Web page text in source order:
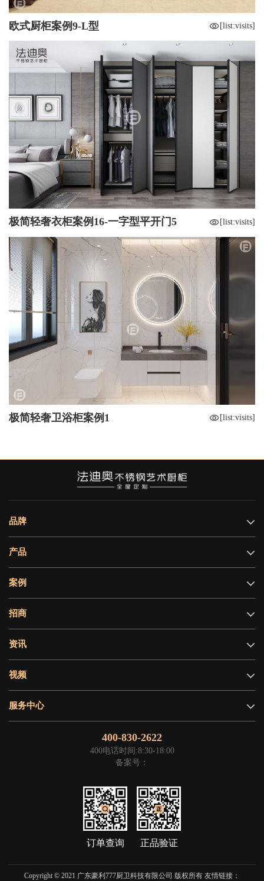
欧式厨柜案例9-L型 [list:visits]
极简轻奢衣柜案例16-一字型平开门5 [list:visits]
极简轻奢卫浴柜案例1 [list:visits]
品牌
产品
案例
招商
资讯
视频
服务中心
400-830-2622
400电话时间:8:30-18:00
备案号：
订单查询 正品验证
Copyright © 2021 广东豪利777厨卫科技有限公司 版权所有 友情链接：